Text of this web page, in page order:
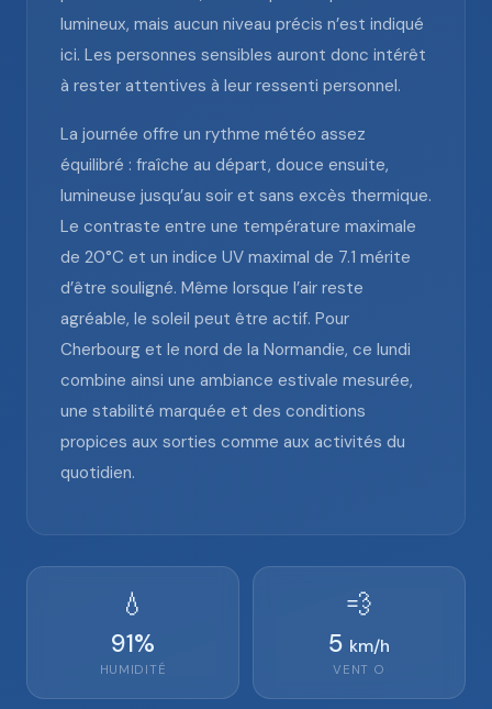
lumineux, mais aucun niveau précis n’est indiqué
ici. Les personnes sensibles auront donc intérêt
à rester attentives à leur ressenti personnel.
La journée offre un rythme météo assez
équilibré : fraîche au départ, douce ensuite,
lumineuse jusqu’au soir et sans excès thermique.
Le contraste entre une température maximale
de 20°C et un indice UV maximal de 7.1 mérite
d’être souligné. Même lorsque l’air reste
agréable, le soleil peut être actif. Pour
Cherbourg et le nord de la Normandie, ce lundi
combine ainsi une ambiance estivale mesurée,
une stabilité marquée et des conditions
propices aux sorties comme aux activités du
quotidien.
💧
91%
HUMIDITÉ
💨
5 km/h
VENT O